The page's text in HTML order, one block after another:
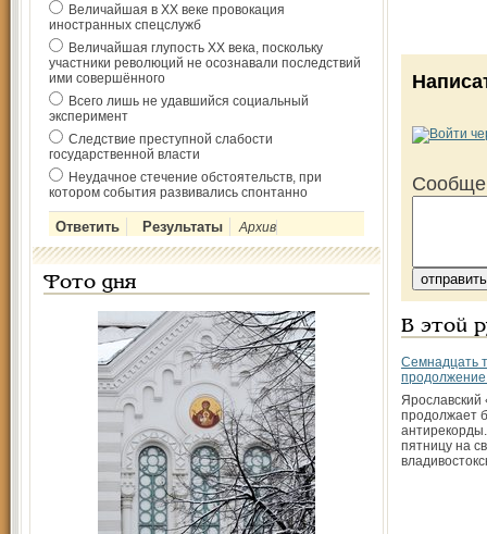
Величайшая в ХХ веке провокация
иностранных спецслужб
Величайшая глупость ХХ века, поскольку
участники революций не осознавали последствий
ими совершённого
Всего лишь не удавшийся социальный
эксперимент
Следствие преступной слабости
государственной власти
Неудачное стечение обстоятельств, при
котором события развивались спонтанно
Архив
Фото дня
В этой
Семнадцать
продолжение
продолжает
пятницу на